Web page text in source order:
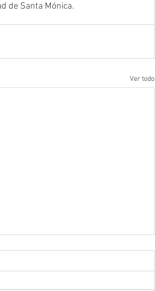
de Santa Mónica.
Ver todo